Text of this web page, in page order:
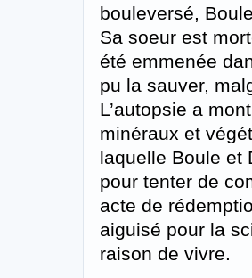
bouleversé,
Sa soeur est
été emmenée
pu la sauver,
L’autopsie a
minéraux et
laquelle Boule et
pour tenter de
acte de
aiguisé pour la
raison de vivre.